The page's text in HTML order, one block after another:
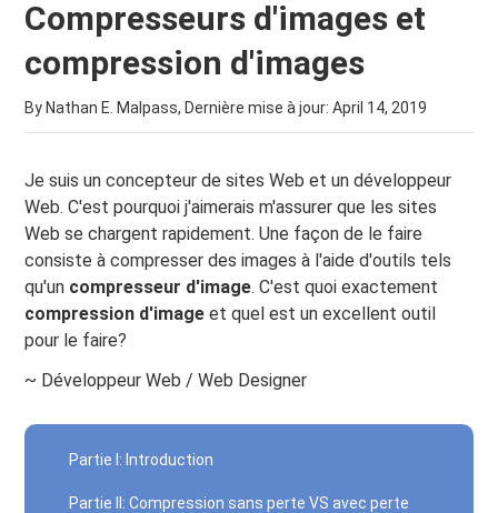
Compresseurs d'images et
compression d'images
By Nathan E. Malpass, Dernière mise à jour:April 14, 2019
Je suis un concepteur de sites Web et un développeur
Web. C'est pourquoi j'aimerais m'assurer que les sites
Web se chargent rapidement. Une façon de le faire
consiste à compresser des images à l'aide d'outils tels
qu'un compresseur d'image. C'est quoi exactement
compression d'image et quel est un excellent outil
pour le faire?
~ Développeur Web / Web Designer
Partie I: Introduction
Partie II: Compression sans perte VS avec perte